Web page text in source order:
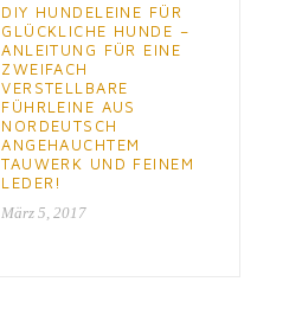
DIY HUNDELEINE FÜR
GLÜCKLICHE HUNDE –
ANLEITUNG FÜR EINE
ZWEIFACH
VERSTELLBARE
FÜHRLEINE AUS
NORDEUTSCH
ANGEHAUCHTEM
TAUWERK UND FEINEM
LEDER!
März 5, 2017